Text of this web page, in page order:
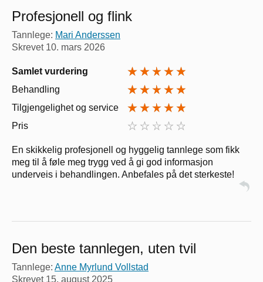
Profesjonell og flink
Tannlege: Mari Anderssen
Skrevet 10. mars 2026
Samlet vurdering
Behandling
Tilgjengelighet og service
Pris
En skikkelig profesjonell og hyggelig tannlege som fikk
meg til å føle meg trygg ved å gi god informasjon
underveis i behandlingen. Anbefales på det sterkeste!
Den beste tannlegen, uten tvil
Tannlege: Anne Myrlund Vollstad
Skrevet 15. august 2025